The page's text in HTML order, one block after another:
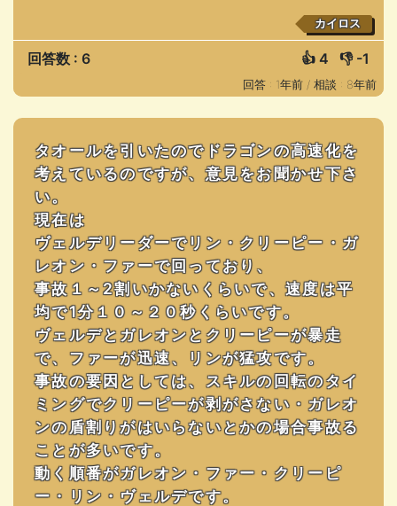
カイロス
回答数 : 6 👍 4 👎 -1
回答 : 1年前 / 相談 : 8年前
タオールを引いたのでドラゴンの高速化を
考えているのですが、意見をお聞かせ下さ
い。
現在は
ヴェルデリーダーでリン・クリーピー・ガ
レオン・ファーで回っており、
事故１～2割いかないくらいで、速度は平
均で1分１０～２０秒くらいです。
ヴェルデとガレオンとクリーピーが暴走
で、ファーが迅速、リンが猛攻です。
事故の要因としては、スキルの回転のタイ
ミングでクリーピーが剥がさない・ガレオ
ンの盾割りがはいらないとかの場合事故る
ことが多いです。
動く順番がガレオン・ファー・クリーピ
ー・リン・ヴェルデです。